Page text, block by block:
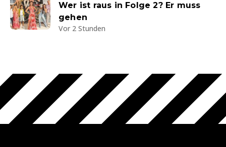
Wer ist raus in Folge 2? Er muss
gehen
Vor 2 Stunden